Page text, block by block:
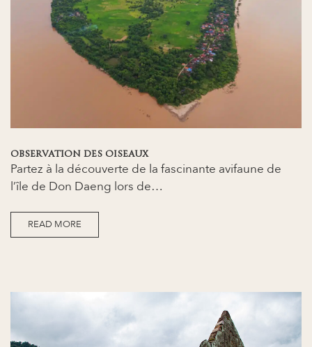
OBSERVATION DES OISEAUX
Partez à la découverte de la fascinante avifaune de
l’île de Don Daeng lors de…
READ MORE